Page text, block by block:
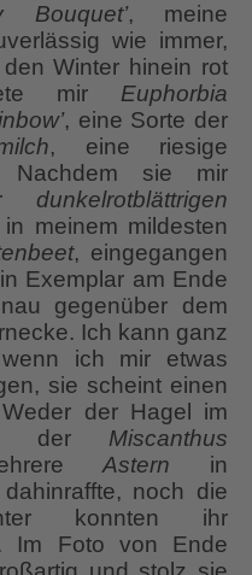
Bouquet’, meine
wie immer,
Winter hinein rot
mir Euphorbia
, eine Sorte der
, eine riesige
Nachdem sie mir
dunkelrotblättrigen
meinem mildesten
, eingegangen
Exemplar am Ende
gegenüber dem
Ich kann ganz
ich mir etwas
sie scheint einen
der Hagel im
der Miscanthus
Astern in
noch die
konnten ihr
Im Foto von Ende